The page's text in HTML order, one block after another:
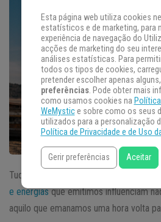
Tudo no Universo é
e energiasque emitimos influenciam
aquilo que emanamos uma hora volta
Esta página web utiliza cookies
estatísticos e de marketing, para
experiência de navegação do
acções de marketing do seu
análises estatísticas. Para
todos os tipos de cookies,
pretender escolher apenas
preferências. Pode obter mais
como usamos cookies na
WeMystice sobre como os seus
utilizados para a personalização
Política de Privacidade e de Uso
Gerir preferências Aceitar